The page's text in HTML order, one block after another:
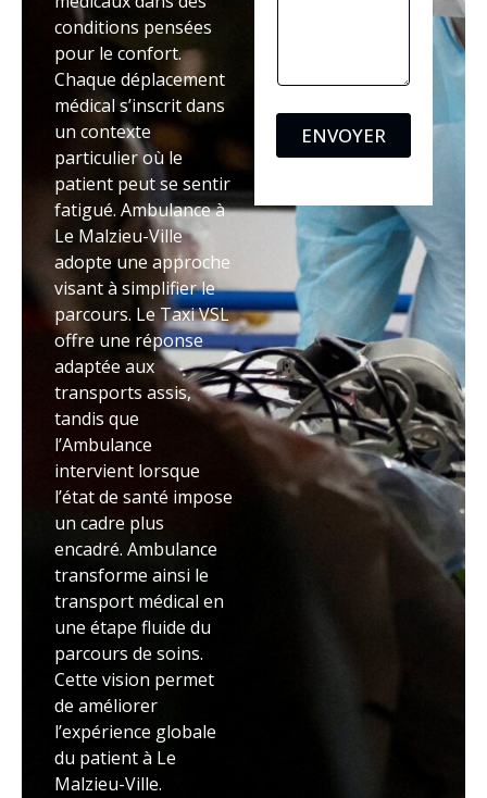
conditions pensées
pour le confort.
Chaque déplacement
médical s’inscrit dans
un contexte
particulier où le
patient peut se sentir
fatigué. Ambulance à
Le Malzieu-Ville
adopte une approche
visant à simplifier le
parcours. Le Taxi VSL
offre une réponse
adaptée aux
transports assis,
tandis que
l’Ambulance
intervient lorsque
l’état de santé impose
un cadre plus
encadré. Ambulance
transforme ainsi le
transport médical en
une étape fluide du
parcours de soins.
Cette vision permet
de améliorer
l’expérience globale
du patient à Le
Malzieu-Ville.
ENVOYER